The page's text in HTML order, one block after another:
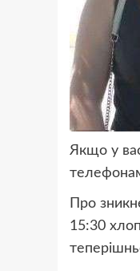
Якщо у
Про
15:30